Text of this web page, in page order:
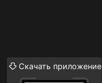
Скачать приложение